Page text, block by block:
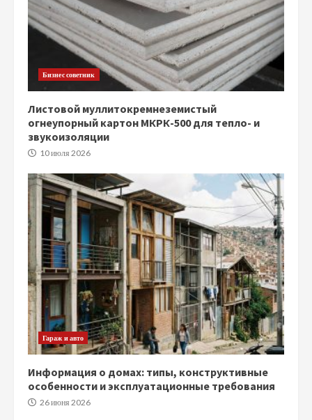
Бизнес советник
Листовой муллитокремнеземистый
огнеупорный картон МКРК-500 для тепло- и
звукоизоляции
10 июля 2026
Гараж и авто
Информация о домах: типы, конструктивные
особенности и эксплуатационные требования
26 июня 2026